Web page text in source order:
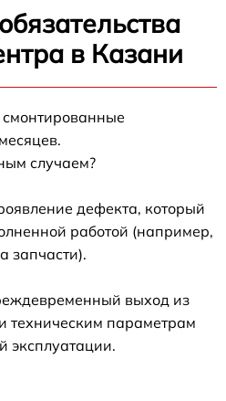
в Казани
смонтированные
случаем?
дефекта, который
работой (например,
запчасти).
выход из
техническим параметрам
эксплуатации.